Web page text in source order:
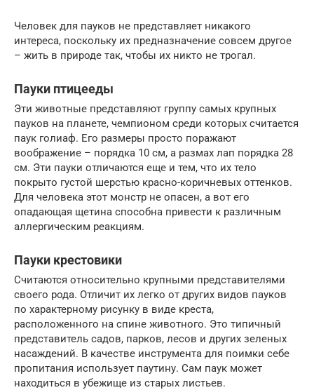
Человек для пауков не представляет никакого
интереса, поскольку их предназначение совсем другое
– жить в природе так, чтобы их никто не трогал.
Пауки птицееды
Эти животные представляют группу самых крупных
пауков на планете, чемпионом среди которых считается
паук голиаф. Его размеры просто поражают
воображение – порядка 10 см, а размах лап порядка 28
см. Эти пауки отличаются еще и тем, что их тело
покрыто густой шерстью красно-коричневых оттенков.
Для человека этот монстр не опасен, а вот его
опадающая щетина способна привести к различным
аллергическим реакциям.
Пауки крестовики
Считаются относительно крупными представителями
своего рода. Отличит их легко от других видов пауков
по характерному рисунку в виде креста,
расположенного на спине животного. Это типичный
представитель садов, парков, лесов и других зеленых
насаждений. В качестве инструмента для поимки себе
пропитания использует паутину. Сам паук может
находиться в убежище из старых листьев.